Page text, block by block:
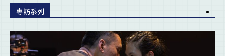
專訪系列